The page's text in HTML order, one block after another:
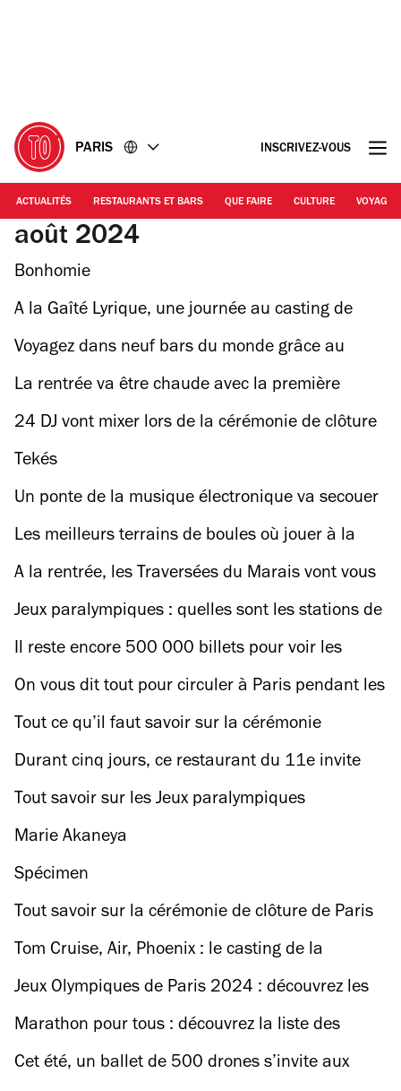
PARIS INSCRIVEZ-VOUS
ACTUALITÉS RESTAURANTS ET BARS QUE FAIRE CULTURE VOYAGE
août 2024
Bonhomie
A la Gaîté Lyrique, une journée au casting de
zinzin pour la sortie du docu sur DJ Mehdi
Voyagez dans neuf bars du monde grâce au
Cambridge Public House !
La rentrée va être chaude avec la première
édition du Hot Sauce Festival à Pantin
24 DJ vont mixer lors de la cérémonie de clôture
des Jeux paralympiques de Paris
Tekés
Un ponte de la musique électronique va secouer
une friche sous le périph ce week-end
Les meilleurs terrains de boules où jouer à la
pétanque à Paris
A la rentrée, les Traversées du Marais vont vous
faire découvrir les coins secrets du mythique
quartier parisien
Jeux paralympiques : quelles sont les stations de
métro et tram fermées ?
Il reste encore 500 000 billets pour voir les
épreuves des Jeux paralympiques ! (et les deux
cérémonies)
On vous dit tout pour circuler à Paris pendant les
Jeux paralympiques
Tout ce qu’il faut savoir sur la cérémonie
d'ouverture des Jeux paralympiques
Durant cinq jours, ce restaurant du 11e invite
30 chef(fe)s pour un marathon culinaire
Tout savoir sur les Jeux paralympiques
Marie Akaneya
Spécimen
Tout savoir sur la cérémonie de clôture de Paris
2024
Tom Cruise, Air, Phoenix : le casting de la
cérémonie de clôture commence à se dévoiler
Jeux Olympiques de Paris 2024 : découvrez les
meilleurs plans à faire le dimanche 11 août
Marathon pour tous : découvrez la liste des
stations de métro ouvertes toute la nuit ce week-
end
Cet été, un ballet de 500 drones s’invite aux